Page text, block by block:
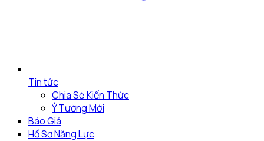
Tin tức
Chia Sẻ Kiến Thức
Ý Tưởng Mới
Báo Giá
Hồ Sơ Năng Lực